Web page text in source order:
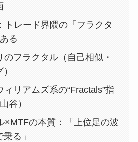
トレード界隈の「フラクタ
る
のフラクタル（自己相似・
ィリアムズ系の“Fractals”指
谷）
×MTFの本質：「上位足の波
る」